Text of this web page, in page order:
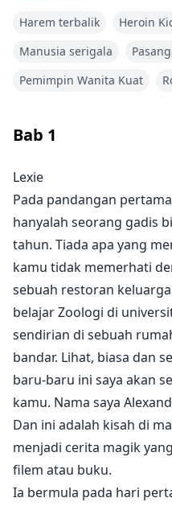
keduapuluhnya. Dia
semakin kuat. Dia tidak
mula terasa panas. Tiba-
adalah yang diramalkan
mati. Dia perlu belajar
kuasa barunya serta
Satu mahu menolaknya
biasa. Yang satu lagi
Ramalan mengatakan dia
duanya. Apa yang akan
menerima kedua-duanya
berharap untuk
mengendalikan
terlambat?
Harem terbalik Heroin
Manusia serigala
Pemimpin Wanita Kuat
Bab 1
Lexie
Pada pandangan
hanyalah seorang gadis
tahun. Tiada apa yang
kamu tidak memerhati
sebuah restoran
belajar Zoologi di
sendirian di sebuah
bandar. Lihat, biasa dan
baru-baru ini saya akan
kamu. Nama saya
Dan ini adalah kisah di
menjadi cerita magik
filem atau buku.
Ia bermula pada hari